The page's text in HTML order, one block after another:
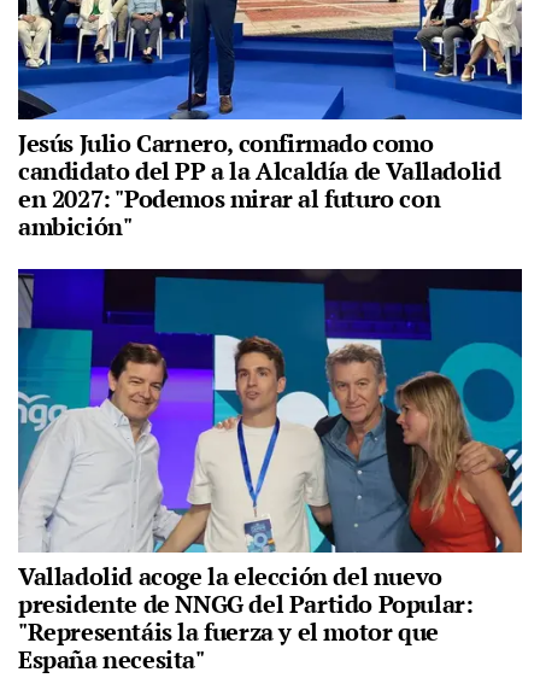
Jesús Julio Carnero, confirmado como
candidato del PP a la Alcaldía de Valladolid
en 2027: "Podemos mirar al futuro con
ambición"
Valladolid acoge la elección del nuevo
presidente de NNGG del Partido Popular:
"Representáis la fuerza y el motor que
España necesita"